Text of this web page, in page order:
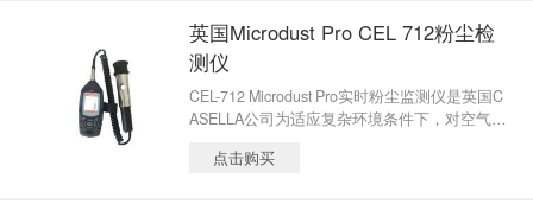
英国Microdust Pro CEL 712粉尘检
测仪
CEL-712 Microdust Pro实时粉尘监测仪是英国C
ASELLA公司为适应复杂环境条件下，对空气中
计、生产的一款多功能、专业型实时监测粉
点击购买